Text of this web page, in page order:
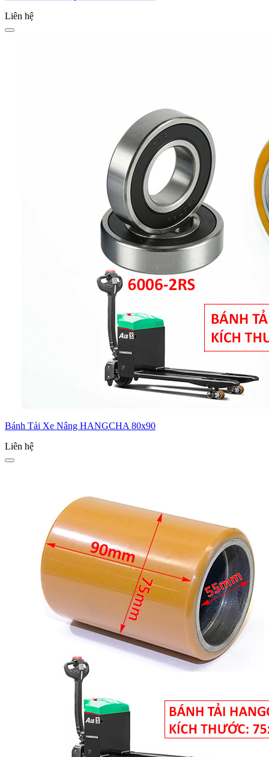
Liên hệ
Bánh Tải Xe Nâng HANGCHA 80x90
Liên hệ